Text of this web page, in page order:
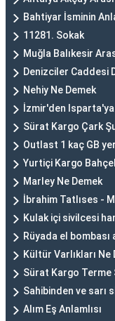
Bahtiyar İsminin
11281. Sokak
Muğla Balıkesir
Denizciler Caddesi
Nehiy Ne Demek
İzmir'den
Sürat Kargo Çark
Outlast 1 kaç GB
Yurtiçi Kargo
Marley Ne Demek
İbrahim Tatlıses -
Kulak içi sivilcesi
Rüyada el
Kültür Varlıkları Ne
Sürat Kargo Terme
Sahibinden ve sarı
Alım Eş Anlamlısı